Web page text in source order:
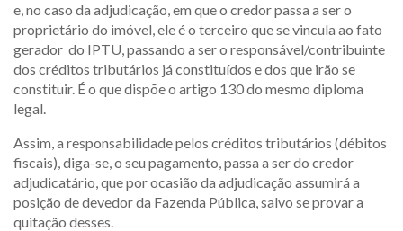
e, no caso da adjudicação, em que o credor passa a ser o
proprietário do imóvel, ele é o terceiro que se vincula ao fato
gerador do IPTU, passando a ser o responsável/contribuinte
dos créditos tributários já constituídos e dos que irão se
constituir. É o que dispõe o artigo 130 do mesmo diploma
legal.
Assim, a responsabilidade pelos créditos tributários (débitos
fiscais), diga-se, o seu pagamento, passa a ser do credor
adjudicatário, que por ocasião da adjudicação assumirá a
posição de devedor da Fazenda Pública, salvo se provar a
quitação desses.